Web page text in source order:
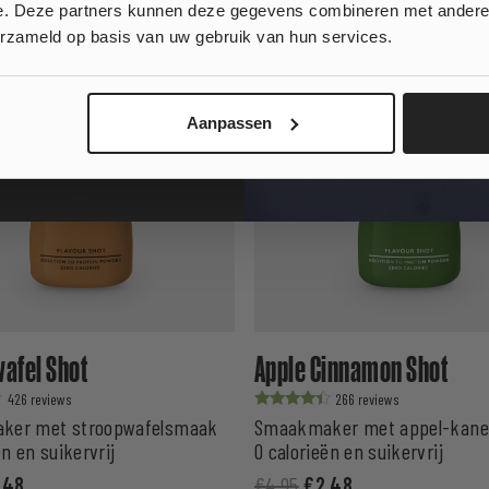
Deze partners kunnen deze gegevens combineren met
op basis van uw gebruik van hun services.
Aanpassen
KORTING
Shot
426
met stroopwafelsmaak
en suikervrij
Apple Cinnamon Shot
Waardering
uit 5
266
Smaakmaker met appel-
0 calorieën en suikervrij
klinkt goed!